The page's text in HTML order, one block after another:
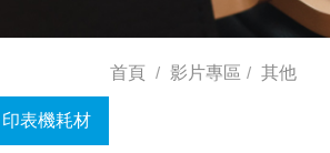
首頁 影片專區 其他
印表機耗材